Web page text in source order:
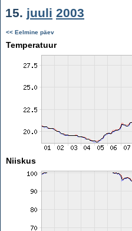
15. juuli 2003
<< Eelmine päev
Temperatuur
Niiskus